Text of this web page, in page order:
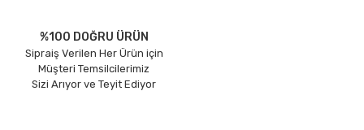
%100 DOĞRU ÜRÜN
Sipraiş Verilen Her Ürün için
Müşteri Temsilcilerimiz
Sizi Arıyor ve Teyit Ediyor